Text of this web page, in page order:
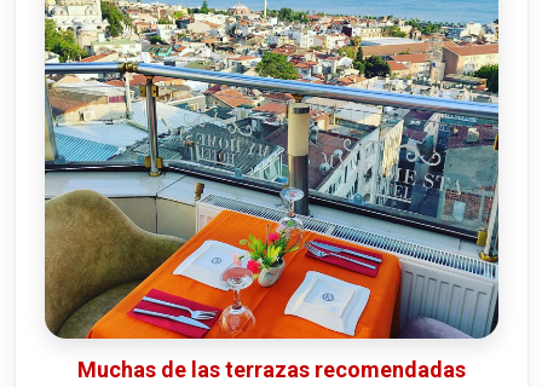
Muchas de las terrazas recomendadas